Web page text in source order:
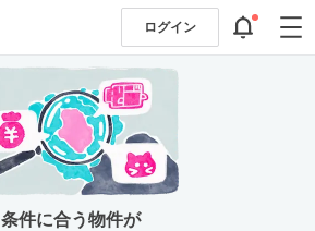
ログイン
条件に合う物件が